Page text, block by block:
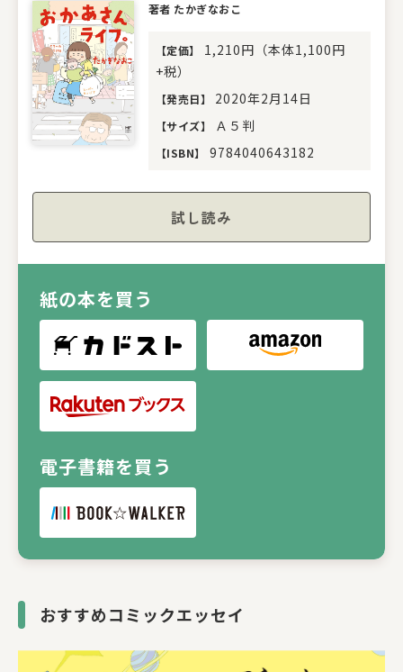
著者 たかぎなおこ
【定価】
1,210円（本体1,100円
+税）
【発売日】 2020年2月14日
【サイズ】 Ａ５判
【ISBN】 9784040643182
試し読み
紙の本を買う
電子書籍を買う
おすすめコミックエッセイ